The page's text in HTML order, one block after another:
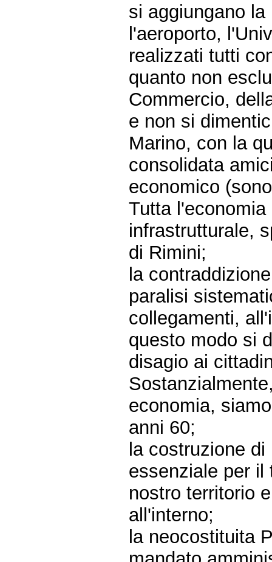
si aggiungano
l'aeroporto,
realizzati tutti
quanto non
Commercio,
e non si
Marino, con la
consolidata
economico
Tutta
infrastrutturale,
di Rimini;
la
paralisi
collegamenti,
questo modo si
disagio ai
economia,
anni 60;
la costruzione
essenziale per il
nostro territorio
all'interno;
la neocostituita